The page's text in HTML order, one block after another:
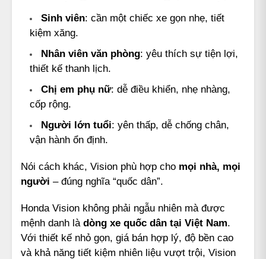
Sinh viên: cần một chiếc xe gọn nhẹ, tiết
kiệm xăng.
Nhân viên văn phòng: yêu thích sự tiện lợi,
thiết kế thanh lịch.
Chị em phụ nữ: dễ điều khiển, nhẹ nhàng,
cốp rộng.
Người lớn tuổi: yên thấp, dễ chống chân,
vận hành ổn định.
Nói cách khác, Vision phù hợp cho mọi nhà, mọi
người – đúng nghĩa “quốc dân”.
Honda Vision không phải ngẫu nhiên mà được
mệnh danh là dòng xe quốc dân tại Việt Nam.
Với thiết kế nhỏ gọn, giá bán hợp lý, độ bền cao
và khả năng tiết kiệm nhiên liệu vượt trội, Vision